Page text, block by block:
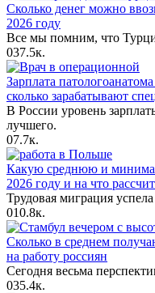
Сколько денег можно
2026 году
Все мы помним, что
037.5к.
Зарплата
сколько зарабатывают
В России уровень
лучшего.
07.7к.
Какую среднюю и
2026 году и на что
Трудовая миграция
010.8к.
Сколько в среднем
на работу россиян
Сегодня весьма
035.4к.